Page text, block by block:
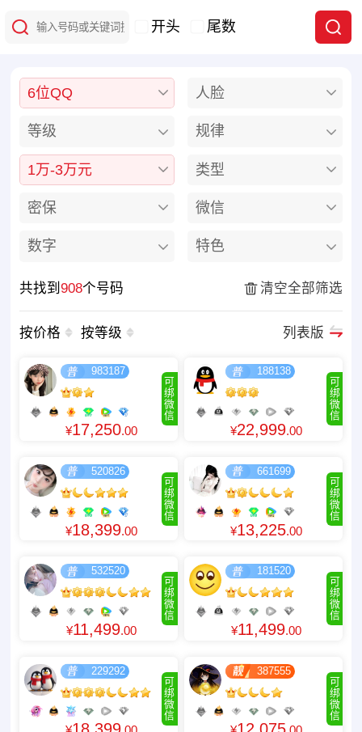
开头 尾数
6位QQ 人脸
等级 规律
1万-3万元 类型
密保 微信
数字 特色
共找到 908个号码 清空全部筛选
按价格 按等级 列表版
可
绑
微
信
983187
¥17,250.00
可
绑
微
信
188138
¥22,999.00
可
绑
微
信
520826
¥18,399.00
可
绑
微
信
661699
¥13,225.00
可
绑
微
信
532520
¥11,499.00
可
绑
微
信
181520
¥11,499.00
可
绑
微
信
229292
可
绑
微
信
387555